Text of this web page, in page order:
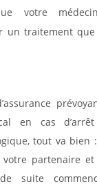
votre
un traitement
en cas
tout va bien
votre partenaire
suite